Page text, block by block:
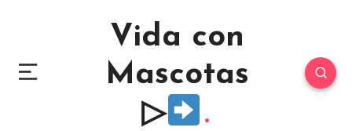
Vida con
Mascotas
▷